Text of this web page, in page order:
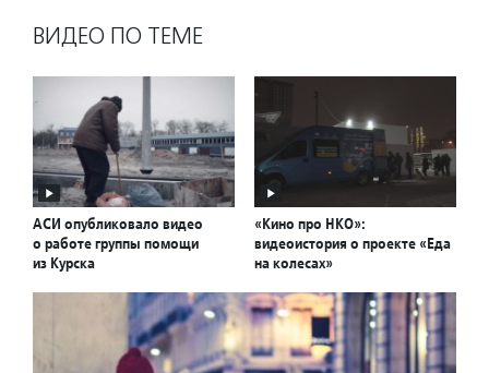
ВИДЕО ПО ТЕМЕ
АСИ опубликовало видео
о работе группы помощи
из Курска
«Кино про НКО»:
видеоистория о проекте «Еда
на колесах»